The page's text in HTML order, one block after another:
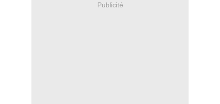
Publicité